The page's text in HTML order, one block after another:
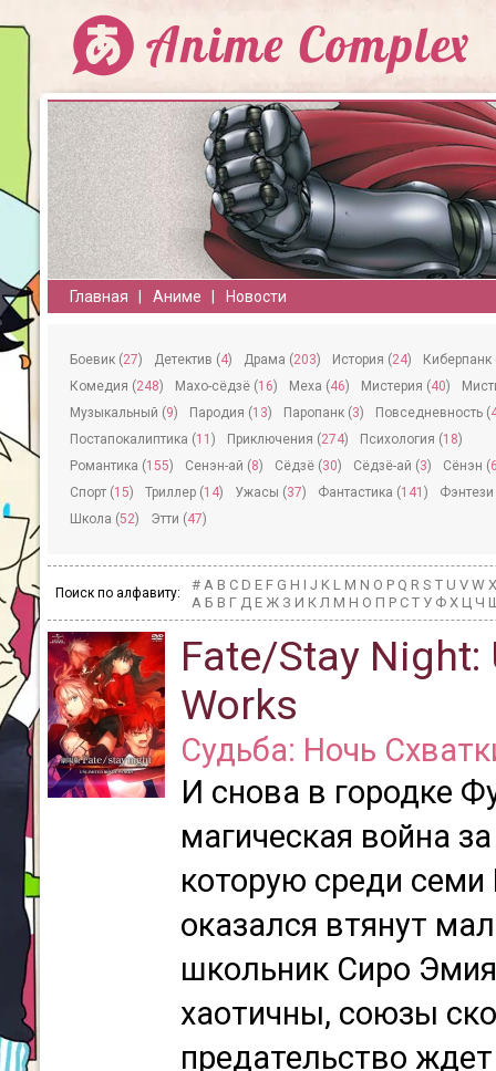
Главная Аниме Новости
Боевик (27) Детектив (4) Драма (203) История (24)
Киберпанк
Комедия (248) Махо-сёдзё (16) Меха (46) Мистерия (40)
Музыкальный (9) Пародия (13) Паропанк (3) Повседневность (
Постапокалиптика (11 ) Приключения (274) Психология (18)
Романтика (155) Сeнэн-ай (8) Сёдзё (30) Сёдзё-ай (3) Сёнэн (
Спорт (15) Триллер (14) Ужасы (37) Фантастика (141 )
Фэнтези
Школа (52) Этти (47)
Поиск по алфавиту: # A B C D E F G H I J K L M N O P Q R S T U V W X
А Б В Г Д Е Ж З И К Л М Н О П Р С Т У Ф Х Ц Ч
Fate/Stay
Works
Судьба: Ночь
И снова в городке
магическая война
которую среди
оказался втянут
школьник Сиро
хаотичны, союзы
предательство